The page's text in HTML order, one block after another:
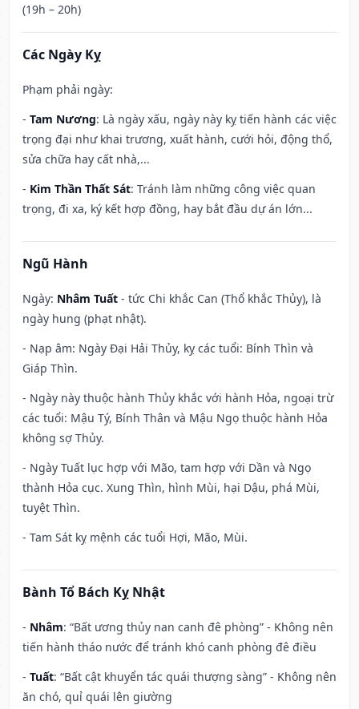
(19h – 20h)
Các Ngày Kỵ
Phạm phải ngày:
- Tam Nương: Là ngày xấu, ngày này kỵ tiến hành các việc
trọng đại như khai trương, xuất hành, cưới hỏi, động thổ,
sửa chữa hay cất nhà,...
- Kim Thần Thất Sát: Tránh làm những công việc quan
trọng, đi xa, ký kết hợp đồng, hay bắt đầu dự án lớn...
Ngũ Hành
Ngày: Nhâm Tuất - tức Chi khắc Can (Thổ khắc Thủy), là
ngày hung (phạt nhật).
- Nạp âm: Ngày Đại Hải Thủy, kỵ các tuổi: Bính Thìn và
Giáp Thìn.
- Ngày này thuộc hành Thủy khắc với hành Hỏa, ngoại trừ
các tuổi: Mậu Tý, Bính Thân và Mậu Ngọ thuộc hành Hỏa
không sợ Thủy.
- Ngày Tuất lục hợp với Mão, tam hợp với Dần và Ngọ
thành Hỏa cục. Xung Thìn, hình Mùi, hại Dậu, phá Mùi,
tuyệt Thìn.
- Tam Sát kỵ mệnh các tuổi Hợi, Mão, Mùi.
Bành Tổ Bách Kỵ Nhật
- Nhâm: “Bất ương thủy nan canh đê phòng” - Không nên
tiến hành tháo nước để tránh khó canh phòng đê điều
- Tuất: “Bất cật khuyển tác quái thượng sàng” - Không nên
ăn chó, quỉ quái lên giường